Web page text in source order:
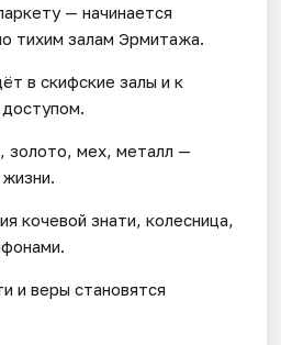
— начинается
тихим залам Эрмитажа.
в скифские залы и к
мех, металл —
кочевой знати, колесница,
и веры становятся